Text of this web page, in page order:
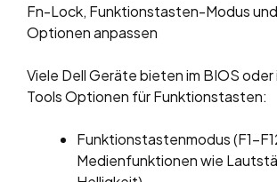
Fn-Lock, Funktionstasten-Modus
Optionen anpassen
Viele Dell Geräte bieten im BIOS oder
Tools Optionen für Funktionstasten:
Funktionstastenmodus
Medienfunktionen wie